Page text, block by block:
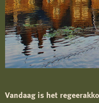
Vandaag is het